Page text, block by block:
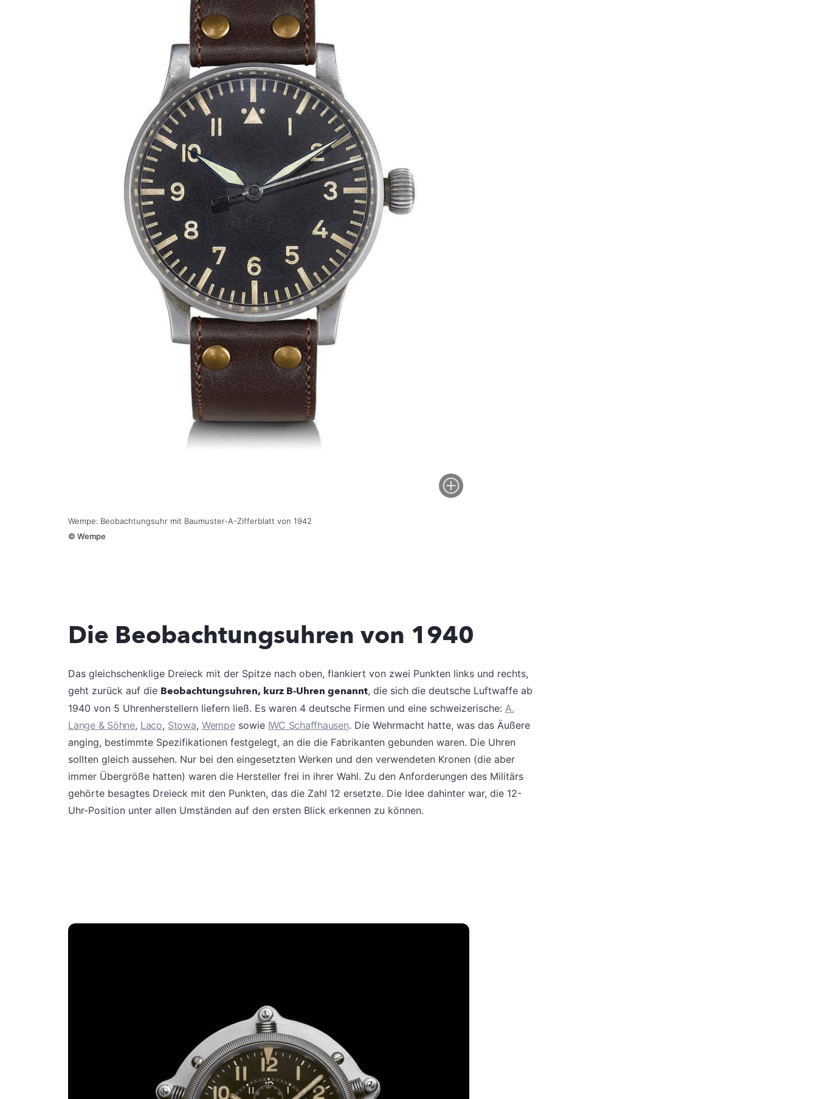
Wempe: Beobachtungsuhr mit Baumuster-A-Zifferblatt von 1942
© Wempe
Die Beobachtungsuhren von 1940
Das gleichschenklige Dreieck mit der Spitze nach oben, flankiert von zwei Punkten links und rechts,
geht zurück auf die Beobachtungsuhren, kurz B-Uhren genannt, die sich die deutsche Luftwaffe ab
1940 von 5 Uhrenherstellern liefern ließ. Es waren 4 deutsche Firmen und eine schweizerische: A.
Lange & Söhne, Laco, Stowa, Wempesowie IWC Schaffhausen. Die Wehrmacht hatte, was das Äußere
anging, bestimmte Spezifikationen festgelegt, an die die Fabrikanten gebunden waren. Die Uhren
sollten gleich aussehen. Nur bei den eingesetzten Werken und den verwendeten Kronen (die aber
immer Übergröße hatten) waren die Hersteller frei in ihrer Wahl. Zu den Anforderungen des Militärs
gehörte besagtes Dreieck mit den Punkten, das die Zahl 12 ersetzte. Die Idee dahinter war, die 12-
Uhr-Position unter allen Umständen auf den ersten Blick erkennen zu können.